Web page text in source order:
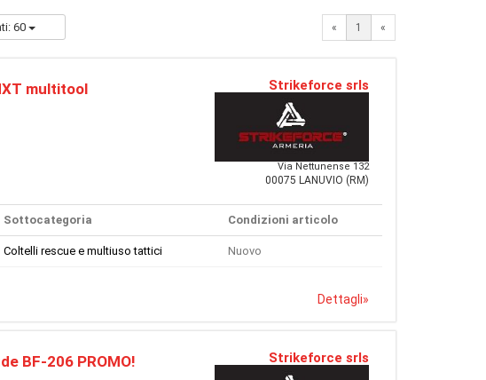
60 « 1 «
multitool Strikeforce srls
Via Nettunense 132
00075 LANUVIO (RM)
Sottocategoria Condizioni articolo
Coltelli rescue e multiuso tattici Nuovo
Dettagli»
BF-206 PROMO! Strikeforce srls